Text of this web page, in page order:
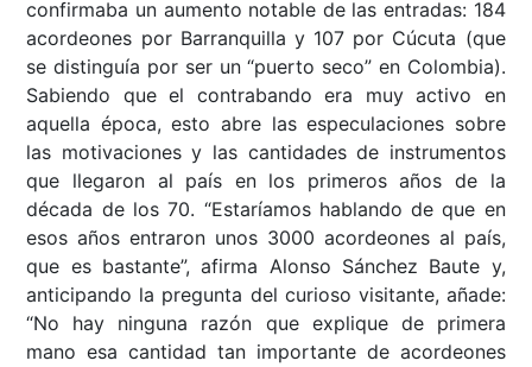
confirmaba un aumento notable de las entradas: 184
acordeones por Barranquilla y 107 por Cúcuta (que
se distinguía por ser un “puerto seco” en Colombia).
Sabiendo que el contrabando era muy activo en
aquella época, esto abre las especulaciones sobre
las motivaciones y las cantidades de instrumentos
que llegaron al país en los primeros años de la
década de los 70. “Estaríamos hablando de que en
esos años entraron unos 3000 acordeones al país,
que es bastante”, afirma Alonso Sánchez Baute y,
anticipando la pregunta del curioso visitante, añade:
“No hay ninguna razón que explique de primera
mano esa cantidad tan importante de acordeones